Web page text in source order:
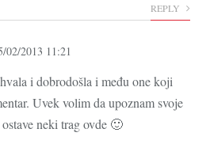
REPLY
02/2013 11:21
i dobrodošla i među one koji
Uvek volim da upoznam svoje
neki trag ovde 🙂